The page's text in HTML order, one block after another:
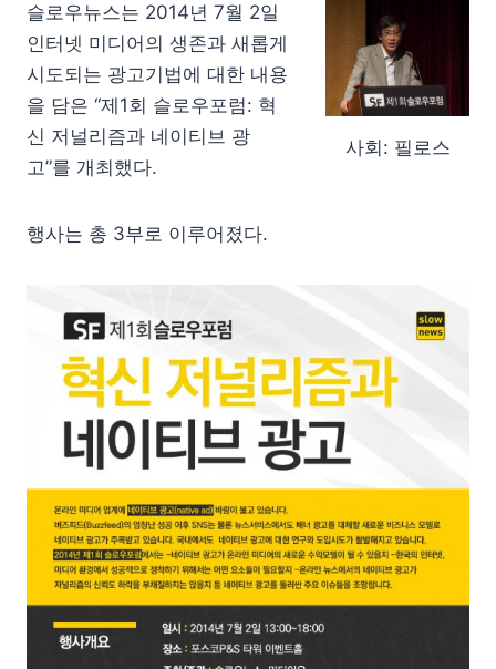
사회: 필로스
슬로우뉴스는 2014년 7월 2일
인터넷 미디어의 생존과 새롭게
시도되는 광고기법에 대한 내용
을 담은 “제1회 슬로우포럼: 혁
신 저널리즘과 네이티브 광
고”를 개최했다.
행사는 총 3부로 이루어졌다.